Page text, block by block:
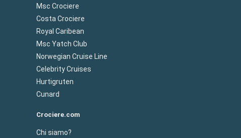
Msc Crociere
Costa Crociere
Royal Caribean
Msc Yatch Club
Norwegian Cruise Line
Celebrity Cruises
Hurtigruten
Cunard
Crociere.com
Chi siamo?